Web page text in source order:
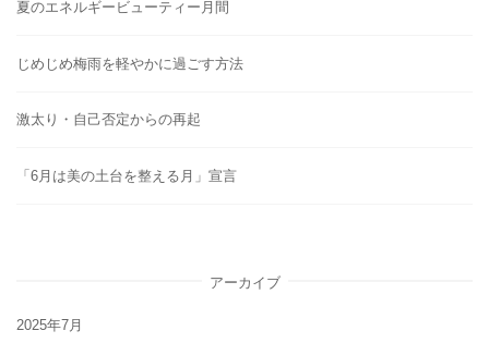
夏のエネルギービューティー月間
じめじめ梅雨を軽やかに過ごす方法
激太り・自己否定からの再起
「6月は美の土台を整える月」宣言
アーカイブ
2025年7月